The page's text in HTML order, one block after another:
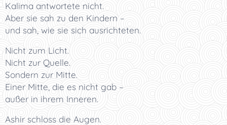
Kalima antwortete nicht.
Aber sie sah zu den Kindern –
und sah, wie sie sich ausrichteten.
Nicht zum Licht.
Nicht zur Quelle.
Sondern zur Mitte.
Einer Mitte, die es nicht gab –
außer in ihrem Inneren.
Ashir schloss die Augen.